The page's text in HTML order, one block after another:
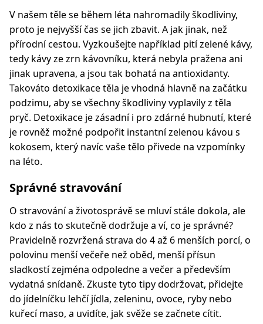
V našem těle se během léta nahromadily škodliviny,
proto je nejvyšší čas se jich zbavit. A jak jinak, než
přírodní cestou. Vyzkoušejte například pití zelené kávy,
tedy kávy ze zrn kávovníku, která nebyla pražena ani
jinak upravena, a jsou tak bohatá na antioxidanty.
Takováto detoxikace těla je vhodná hlavně na začátku
podzimu, aby se všechny škodliviny vyplavily z těla
pryč. Detoxikace je zásadní i pro zdárné hubnutí, které
je rovněž možné podpořit instantní zelenou kávou s
kokosem, který navíc vaše tělo přivede na vzpomínky
na léto.
Správné stravování
O stravování a životosprávě se mluví stále dokola, ale
kdo z nás to skutečně dodržuje a ví, co je správné?
Pravidelně rozvržená strava do 4 až 6 menších porcí, o
polovinu menší večeře než oběd, menší přísun
sladkostí zejména odpoledne a večer a především
vydatná snídaně. Zkuste tyto tipy dodržovat, přidejte
do jídelníčku lehčí jídla, zeleninu, ovoce, ryby nebo
kuřecí maso, a uvidíte, jak svěže se začnete cítit.